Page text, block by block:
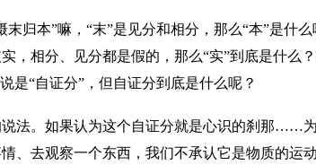
归本”嘛，“末”是见分和相分，那么“本”是什
，相分、见分都是假的，那么“实”到底是什么
是“自证分”，但自证分到底是什么呢？
法。如果认为这个自证分就是心识的刹那……
、去观察一个东西，我们不承认它是物质的运